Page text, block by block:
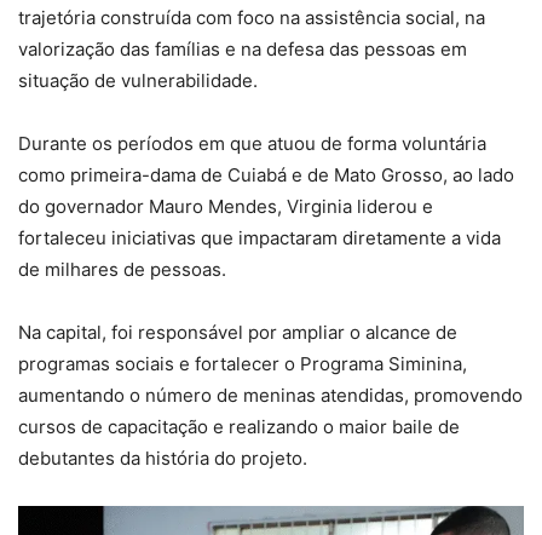
trajetória construída com foco na assistência social, na
valorização das famílias e na defesa das pessoas em
situação de vulnerabilidade.
Durante os períodos em que atuou de forma voluntária
como primeira-dama de Cuiabá e de Mato Grosso, ao lado
do governador Mauro Mendes, Virginia liderou e
fortaleceu iniciativas que impactaram diretamente a vida
de milhares de pessoas.
Na capital, foi responsável por ampliar o alcance de
programas sociais e fortalecer o Programa Siminina,
aumentando o número de meninas atendidas, promovendo
cursos de capacitação e realizando o maior baile de
debutantes da história do projeto.